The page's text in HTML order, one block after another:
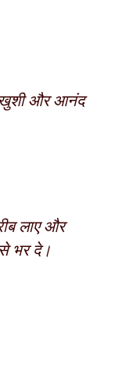
और आनंद
लाए और
भर दे।